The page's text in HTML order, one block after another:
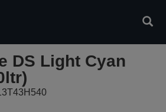
DS Light Cyan